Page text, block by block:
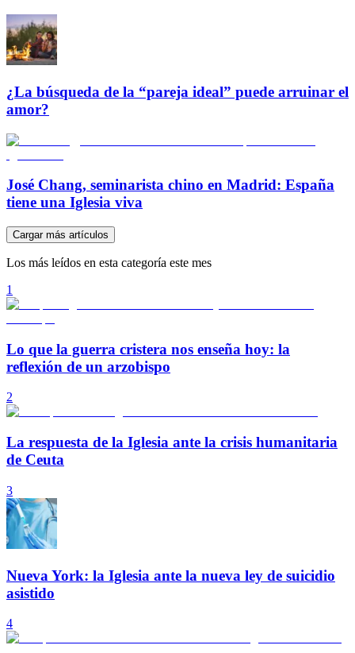
¿La búsqueda de la “pareja ideal” puede arruinar el
amor?
José Chang, seminarista chino en Madrid: España
tiene una Iglesia viva
Cargar más artículos
Los más leídos en esta categoría este mes
1
Lo que la guerra cristera nos enseña hoy: la
reflexión de un arzobispo
2
La respuesta de la Iglesia ante la crisis humanitaria
de Ceuta
3
Nueva York: la Iglesia ante la nueva ley de suicidio
asistido
4